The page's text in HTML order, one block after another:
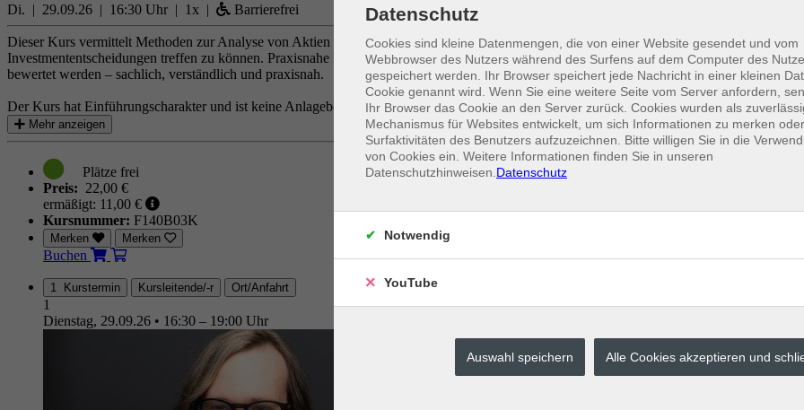
Di. | 29.09.26 | 16:30 Uhr | 1x | Barrierefrei
Dieser Kurs vermittelt Methoden zur Analyse von Aktien und Unternehmen. Es werden zentrale Kennzahlen, Geschäftsmodelle,
Investmententscheidungen treffen zu können. Praxisnahe Beispiele zeigen, wie Informationen ausgewertet und strategisch eingesetzt
bewertet werden – sachlich, verständlich und praxisnah.
Der Kurs hat Einführungscharakter und ist keine Anlageberatung.
Mehr anzeigen
Preis: 22,00 €
ermäßigt: 11,00 €
Kursnummer: F140B03K
Merken Merken
Buchen
1 Kurstermin Kursleitende/-r Ort/Anfahrt
1
Dienstag, 29.09.26 • 16:30 – 19:00 Uhr
Datenschutz
Cookies sind kleine Datenmengen, die von einer Website gesendet und vom
Webbrowser des Nutzers während des Surfens auf dem Computer des
gespeichert werden. Ihr Browser speichert jede Nachricht in einer kleinen
Cookie genannt wird. Wenn Sie eine weitere Seite vom Server anfordern,
Ihr Browser das Cookie an den Server zurück. Cookies wurden als
Mechanismus für Websites entwickelt, um sich Informationen zu merken
Surfaktivitäten des Benutzers aufzuzeichnen. Bitte willigen Sie in die
von Cookies ein. Weitere Informationen finden Sie in unseren
Datenschutzhinweisen. Datenschutz
Notwendig
YouTube
Auswahl speichern Alle Cookies akzeptieren und